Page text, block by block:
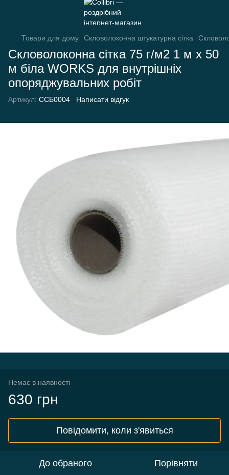
Товари для дому Скловолоконна штукатурна сітка
Скловолоконна сітка 75 г/м2 1 м х 50
м біла WORKS для внутрішніх
опоряджувальних робіт
Артикул: ССБ0004 Написати відгук
Немає в наявності
630 грн
Повідомити, коли з'явиться
До обраного Порівняти